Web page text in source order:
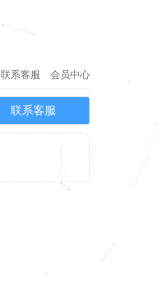
联系客服 会员中心
联系客服